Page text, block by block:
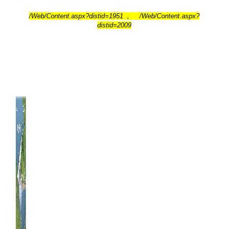
/Web/Content.aspx?distid=1951 ,
/Web/Content.aspx?
distid=2009